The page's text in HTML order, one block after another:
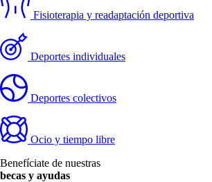
Fisioterapia y readaptación deportiva
Deportes individuales
Deportes colectivos
Ocio y tiempo libre
Benefíciate de nuestras
becas y ayudas